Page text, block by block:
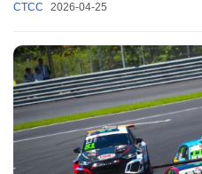
CTCC 2026-04-25